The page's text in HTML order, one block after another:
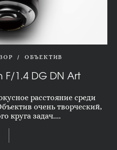
ОБЪЕКТИВ
F/1.4 DG DN Art
расстояние среди
очень творческий,
круга задач....